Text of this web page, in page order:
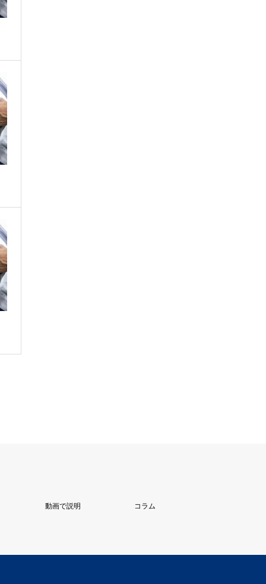
動画で説明 コラム